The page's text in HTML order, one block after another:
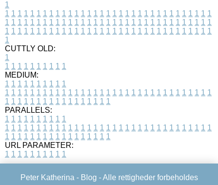
1
1 1 1 1 1 1 1 1 1 1 1 1 1 1 1 1 1 1 1 1 1 1 1 1 1 1 1 1 1 1 1 1 1
1 1 1 1 1 1 1 1 1 1 1 1 1 1 1 1 1 1 1 1 1 1 1 1 1 1 1 1 1 1 1 1 1
1 1 1 1 1 1 1 1 1 1 1 1 1 1 1 1 1 1 1 1 1 1 1 1 1 1 1 1 1 1 1 1 1
1
CUTTLY OLD:
1
1 1 1 1 1 1 1 1 1 1
MEDIUM:
1 1 1 1 1 1 1 1 1 1
1 1 1 1 1 1 1 1 1 1 1 1 1 1 1 1 1 1 1 1 1 1 1 1 1 1 1 1 1 1 1 1 1
1 1 1 1 1 1 1 1 1 1 1 1 1 1 1 1 1
PARALLELS:
1 1 1 1 1 1 1 1 1 1
1 1 1 1 1 1 1 1 1 1 1 1 1 1 1 1 1 1 1 1 1 1 1 1 1 1 1 1 1 1 1 1 1
1 1 1 1 1 1 1 1 1 1 1 1 1 1 1 1 1
URL PARAMETER:
1 1 1 1 1 1 1 1 1 1
Peter Katherina - Blog - Alle rettigheder forbeholdes